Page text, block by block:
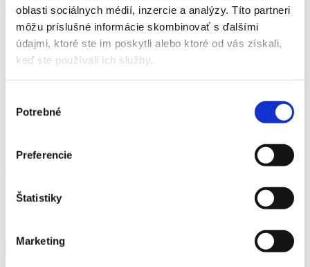
oblasti sociálnych médií, inzercie a analýzy. Títo partneri
môžu príslušné informácie skombinovať s ďalšími
údajmi, ktoré ste im poskytli alebo ktoré od vás získali,
keď ste používali ich služby.
súhlasu
Potrebné
Preferencie
Štatistiky
Marketing
Vlastnosti produktu:
vyrobený z prírodných materiálov – breza.
vnútro lemované s priehľadnou fóliou, ktorá zadržiava vodu.
vysoká odolnosť voči vode, vetru.
Rozmery:
40 x 16 x 10/35 cm
55 x 21 x 13 / 58cm
Momentálne nie je na sklade
Pridať do košíka